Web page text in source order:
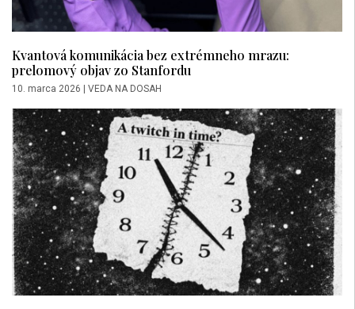
Kvantová komunikácia bez extrémneho mrazu:
prelomový objav zo Stanfordu
10. marca 2026 | VEDA NA DOSAH